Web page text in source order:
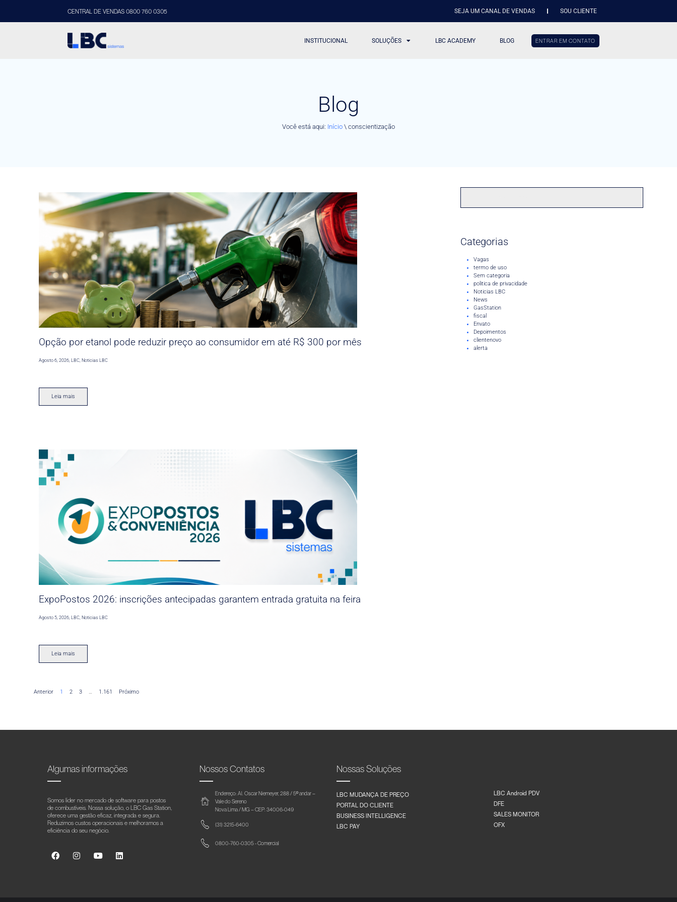
CENTRAL DE VENDAS 0800 760 0305 SEJA UM CANAL DE VENDAS SOU CLIENTE
INSTITUCIONAL SOLUÇÕES LBC ACADEMY BLOG ENTRAR EM CONTATO
Blog
Você está aqui: Início \ conscientização
Opção por etanol pode reduzir preço ao consumidor em até R$ 300 por mês
Agosto 6, 2026,LBC,Noticias LBC
Leia mais
ExpoPostos 2026: inscrições antecipadas garantem entrada gratuita na feira
Agosto 5, 2026 ,LBC Noticias LBC
Leia mais
Anterior 1 2 3 … 1.161 Próximo
Categorias
Vagas
termo de uso
Sem categoria
politica de privacidade
Noticias LBC
News
GasStation
fiscal
Envato
Depoimentos
clientenovo
alerta
Algumas informações
Somos líder no mercado de software para postos
de combustíveis. Nossa solução, o LBC Gas Station,
oferece uma gestão eficaz, integrada e segura.
Reduzimos custos operacionais e melhoramos a
eficiência do seu negócio.
Nossos Contatos
Endereço: Al. Oscar Niemeyer, 288 / 5º andar –
Vale do Sereno
Nova Lima / MG – CEP: 34006-049
(31) 3215-6400
0800-760-0305 - Comercial
Nossas Soluções
LBC MUDANÇA DE PREÇO
PORTAL DO CLIENTE
BUSINESS INTELLIGENCE
LBC PAY
LBC Android PDV
DFE
SALES MONITOR
OFX